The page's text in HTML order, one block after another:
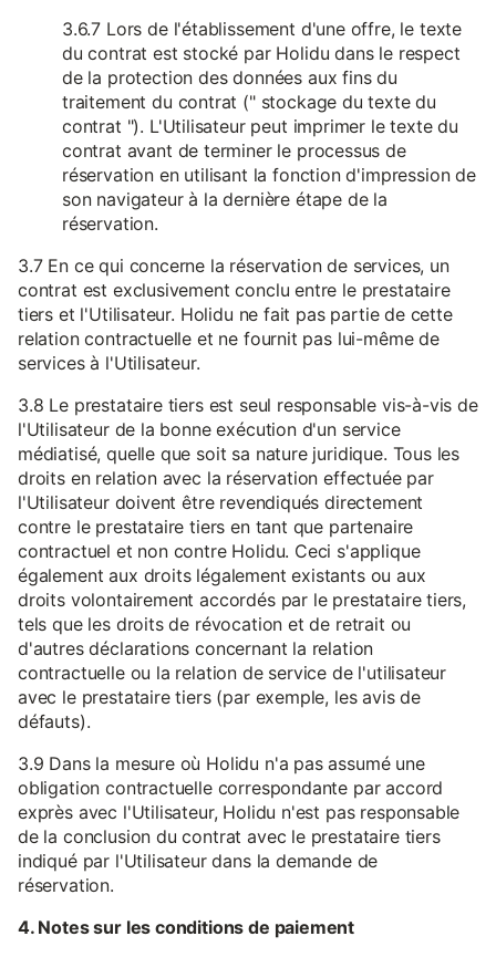
3.6.7 Lors de l'établissement d'une offre, le texte
du contrat est stocké par Holidu dans le respect
de la protection des données aux fins du
traitement du contrat (" stockage du texte du
contrat "). L'Utilisateur peut imprimer le texte du
contrat avant de terminer le processus de
réservation en utilisant la fonction d'impression de
son navigateur à la dernière étape de la
réservation.
3.7 En ce qui concerne la réservation de services, un
contrat est exclusivement conclu entre le prestataire
tiers et l'Utilisateur. Holidu ne fait pas partie de cette
relation contractuelle et ne fournit pas lui-même de
services à l'Utilisateur.
3.8 Le prestataire tiers est seul responsable vis-à-vis de
l'Utilisateur de la bonne exécution d'un service
médiatisé, quelle que soit sa nature juridique. Tous les
droits en relation avec la réservation effectuée par
l'Utilisateur doivent être revendiqués directement
contre le prestataire tiers en tant que partenaire
contractuel et non contre Holidu. Ceci s'applique
également aux droits légalement existants ou aux
droits volontairement accordés par le prestataire tiers,
tels que les droits de révocation et de retrait ou
d'autres déclarations concernant la relation
contractuelle ou la relation de service de l'utilisateur
avec le prestataire tiers (par exemple, les avis de
défauts).
3.9 Dans la mesure où Holidu n'a pas assumé une
obligation contractuelle correspondante par accord
exprès avec l'Utilisateur, Holidu n'est pas responsable
de la conclusion du contrat avec le prestataire tiers
indiqué par l'Utilisateur dans la demande de
réservation.
4. Notes sur les conditions de paiement